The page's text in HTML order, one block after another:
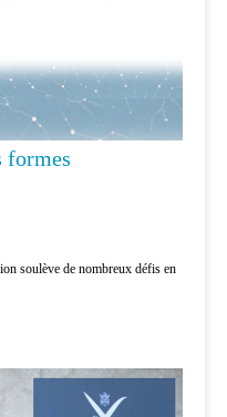
formes
soulève de nombreux défis en